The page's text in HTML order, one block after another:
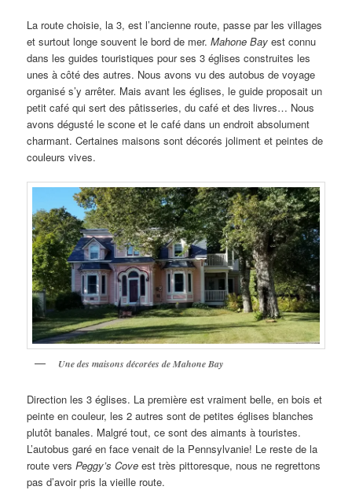
La route choisie, la 3, est l’ancienne route, passe par les villages
et surtout longe souvent le bord de mer.Mahone Bay est connu
dans les guides touristiques pour ses 3 églises construites les
unes à côté des autres. Nous avons vu des autobus de voyage
organisé s’y arrêter. Mais avant les églises, le guide proposait un
petit café qui sert des pâtisseries, du café et des livres… Nous
avons dégusté le scone et le café dans un endroit absolument
charmant. Certaines maisons sont décorés joliment et peintes de
couleurs vives.
Une des maisons décorées de Mahone Bay
Direction les 3 églises. La première est vraiment belle, en bois et
peinte en couleur, les 2 autres sont de petites églises blanches
plutôt banales. Malgré tout, ce sont des aimants à touristes.
L’autobus garé en face venait de la Pennsylvanie! Le reste de la
route versPeggy’s Cove est très pittoresque, nous ne regrettons
pas d’avoir pris la vieille route.